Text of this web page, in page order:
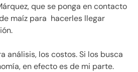
que se ponga en contacto
maíz para hacerles llegar
análisis, los costos. Si los busca
en efecto es de mi parte.